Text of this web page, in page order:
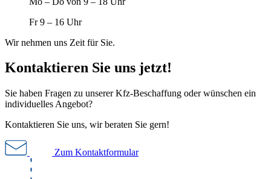
Fr 9 – 16 Uhr
Wir nehmen uns Zeit für Sie.
Kontaktieren Sie uns jetzt!
Sie haben Fragen zu unserer Kfz-Beschaffung oder wünschen ein
individuelles Angebot?
Kontaktieren Sie uns, wir beraten Sie gern!
Zum Kontaktformular